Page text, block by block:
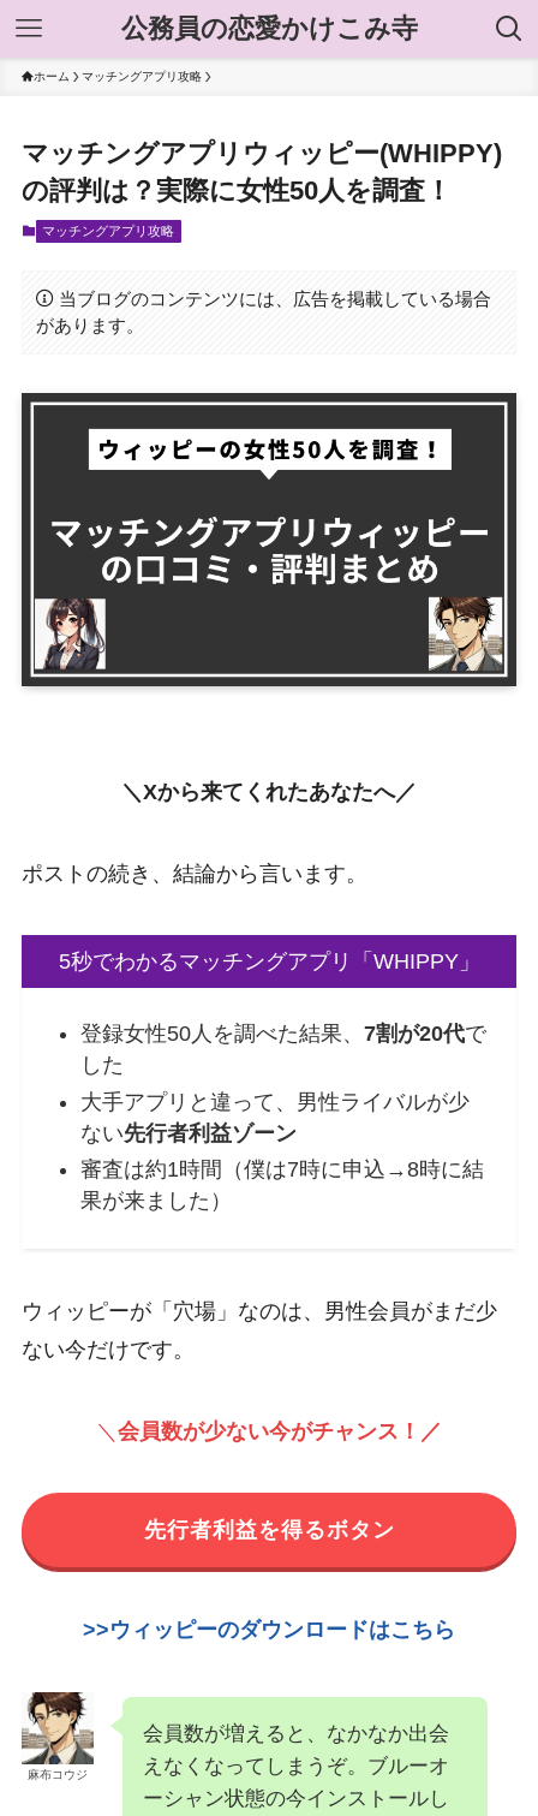
公務員の恋愛かけこみ寺
ホーム マッチングアプリ攻略
マッチングアプリウィッピー(WHIPPY)
の評判は？実際に女性50人を調査！
マッチングアプリ攻略
当ブログのコンテンツには、広告を掲載している場合
があります。
＼Xから来てくれたあなたへ／
ポストの続き、結論から言います。
5秒でわかるマッチングアプリ「WHIPPY」
登録女性50人を調べた結果、7割が20代で
した
大手アプリと違って、男性ライバルが少
ない先行者利益ゾーン
審査は約1時間（僕は7時に申込→8時に結
果が来ました）
ウィッピーが「穴場」なのは、男性会員がまだ少
ない今だけです。
＼ 会員数が少ない今がチャンス！／
先行者利益を得るボタン
>>ウィッピーのダウンロードはこちら
麻布コウジ
会員数が増えると、なかなか出会
えなくなってしまうぞ。ブルーオ
ーシャン状態の今インストールし